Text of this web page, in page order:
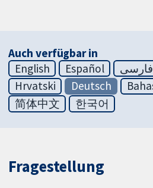
Auch verfügbar in
English
Español فارسی
Hrvatski
Deutsch
简体中文
한국어
Fragestellung